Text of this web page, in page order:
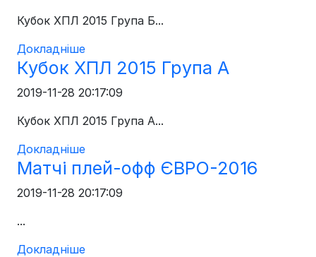
Кубок ХПЛ 2015 Група Б...
Докладніше
Кубок ХПЛ 2015 Група А
2019-11-28 20:17:09
Кубок ХПЛ 2015 Група А...
Докладніше
Матчі плей-офф ЄВРО-2016
2019-11-28 20:17:09
...
Докладніше